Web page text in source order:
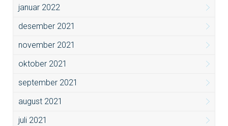
januar 2022
desember 2021
november 2021
oktober 2021
september 2021
august 2021
juli 2021